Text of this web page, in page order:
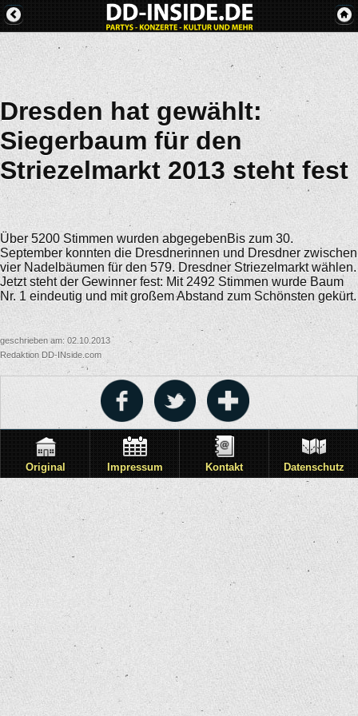
Dresden hat gewählt:
Siegerbaum für den
Striezelmarkt 2013 steht fest
Über 5200 Stimmen wurden abgegebenBis zum 30.
September konnten die Dresdnerinnen und Dresdner zwischen
vier Nadelbäumen für den 579. Dresdner Striezelmarkt wählen.
Jetzt steht der Gewinner fest: Mit 2492 Stimmen wurde Baum
Nr. 1 eindeutig und mit großem Abstand zum Schönsten gekürt.
geschrieben am: 02.10.2013
Redaktion DD-INside.com
Original Impressum Kontakt Datenschutz